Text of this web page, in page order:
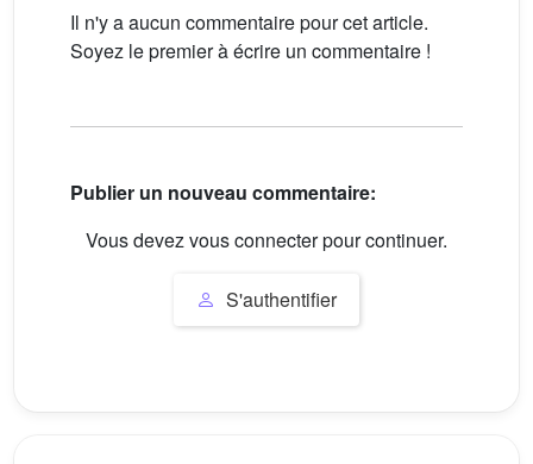
Il n'y a aucun commentaire pour cet article.
Soyez le premier à écrire un commentaire !
Publier un nouveau commentaire:
Vous devez vous connecter pour continuer.
S'authentifier